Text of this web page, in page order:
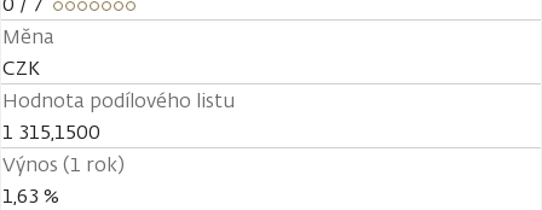
Měna
CZK
Hodnota podílového listu
1 315,1500
Výnos (1 rok)
1,63 %